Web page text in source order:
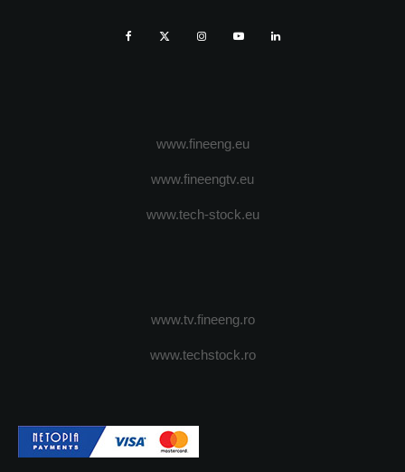
www.fineeng.eu
www.fineengtv.eu
www.tech-stock.eu
www.tv.fineeng.ro
www.techstock.ro